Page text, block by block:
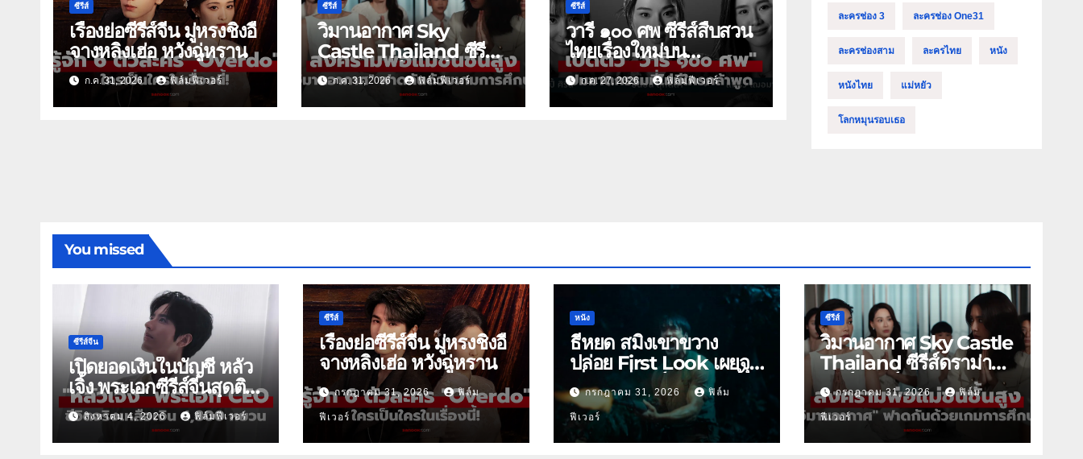
ซีรีส์
เรื่องย่อซีรีส์จีน มู่หรงชิงอี้
จางหลิงเฮ่อ หวังฉู่หราน
ก.ค. 31, 2026 ฟิล์มฟีเวอร์
ซีรีส์
วิมานอากาศ Sky
Castle Thailand ซีรีส์
ดราม่าฟอร์มยักษ์ ช่อง
วัน31
ก.ค. 31, 2026 ฟิล์มฟีเวอร์
ซีรีส์
วารี ๑๐๐ ศพ ซีรีส์สืบสวน
ไทยเรื่องใหม่บน
Disney+
ก.ค. 27, 2026 ฟิล์มฟีเวอร์
ละครช่อง 3 ละครช่อง One31
ละครช่องสาม ละครไทย หนัง
หนังไทย แม่หยัว
โลกหมุนรอบเธอ
You missed
ซีรีส์จีน
เปิดยอดเงินในบัญชี หลัว
เจิ้ง พระเอกซีรีส์จีนสุดติด
ดินสิงหาคม 4, 2026 ฟิล์มฟีเวอร์
ซีรีส์
เรื่องย่อซีรีส์จีน มู่หรงชิงอี้
จางหลิงเฮ่อ หวังฉู่หราน
กรกฎาคม 31, 2026 ฟิล์ม
ฟีเวอร์
หนัง
ธี่หยด สมิงเขาขวาง
ปล่อย First Look เผยจุด
เริ่มต้นพี่ยักษ์ 30 ก.ย. นี้
กรกฎาคม 31, 2026 ฟิล์ม
ฟีเวอร์
ซีรีส์
วิมานอากาศ Sky Castle
Thailand ซีรีส์ดราม่า
ฟอร์มยักษ์ ช่องวัน31
กรกฎาคม 31, 2026 ฟิล์ม
ฟีเวอร์